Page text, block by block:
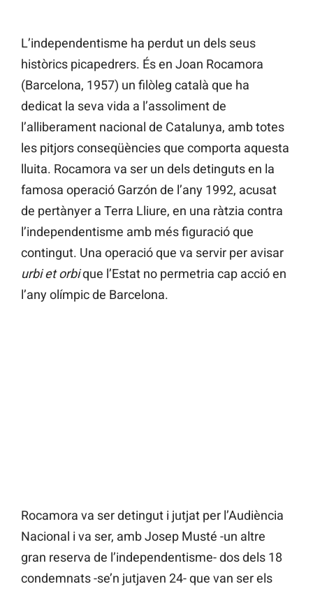
L’independentisme ha perdut un dels seus
històrics picapedrers. És en Joan Rocamora
(Barcelona, 1957) un filòleg català que ha
dedicat la seva vida a l’assoliment de
l’alliberament nacional de Catalunya, amb totes
les pitjors conseqüències que comporta aquesta
lluita. Rocamora va ser un dels detinguts en la
famosa operació Garzón de l’any 1992, acusat
de pertànyer a Terra Lliure, en una ràtzia contra
l’independentisme amb més figuració que
contingut. Una operació que va servir per avisar
urbi et orbique l’Estat no permetria cap acció en
l’any olímpic de Barcelona.
Rocamora va ser detingut i jutjat per l’Audiència
Nacional i va ser, amb Josep Musté -un altre
gran reserva de l’independentisme- dos dels 18
condemnats -se’n jutjaven 24- que van ser els